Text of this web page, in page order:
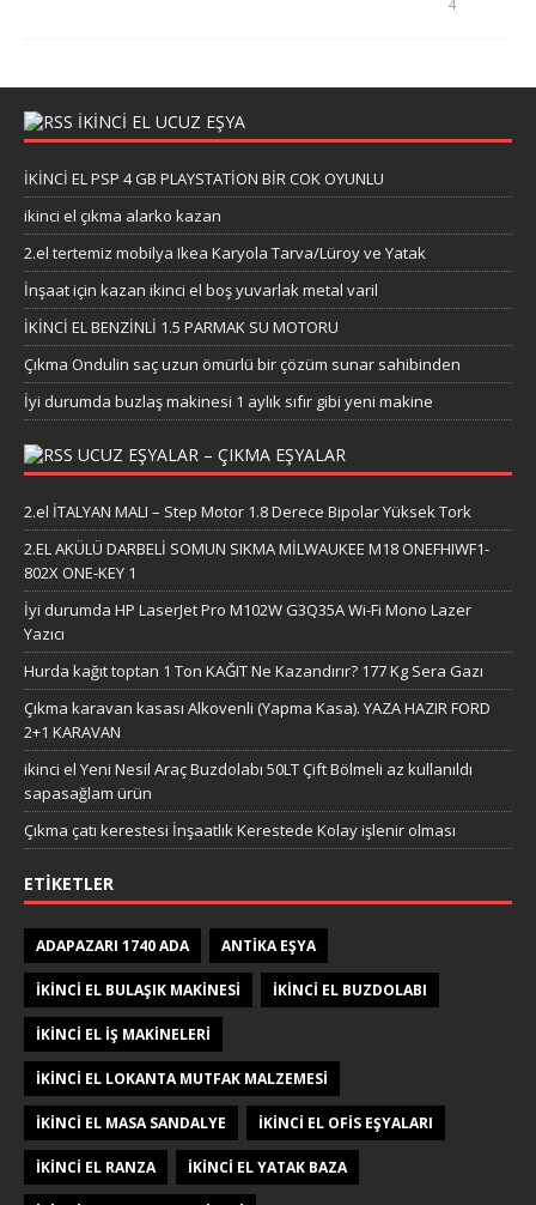
4
İKİNCİ EL UCUZ EŞYA
İKİNCİ EL PSP 4 GB PLAYSTATİON BİR COK OYUNLU
ikinci el çıkma alarko kazan
2.el tertemiz mobilya Ikea Karyola Tarva/Lüroy ve Yatak
İnşaat için kazan ikinci el boş yuvarlak metal varil
İKİNCİ EL BENZİNLİ 1.5 PARMAK SU MOTORU
Çıkma Ondulin saç uzun ömürlü bir çözüm sunar sahibinden
İyi durumda buzlaş makinesi 1 aylık sıfır gibi yeni makine
UCUZ EŞYALAR – ÇIKMA EŞYALAR
2.el İTALYAN MALI – Step Motor 1.8 Derece Bipolar Yüksek Tork
2.EL AKÜLÜ DARBELİ SOMUN SIKMA MİLWAUKEE M18 ONEFHIWF1-
802X ONE-KEY 1
İyi durumda HP LaserJet Pro M102W G3Q35A Wi-Fi Mono Lazer
Yazıcı
Hurda kağıt toptan 1 Ton KAĞIT Ne Kazandırır? 177 Kg Sera Gazı
Çıkma karavan kasası Alkovenli (Yapma Kasa). YAZA HAZIR FORD
2+1 KARAVAN
ikinci el Yeni Nesil Araç Buzdolabı 50LT Çift Bölmeli az kullanıldı
sapasağlam ürün
Çıkma çatı kerestesi İnşaatlık Kerestede​​ Kolay işlenir olması
ETIKETLER
ADAPAZARI 1740 ADA ANTIKA EŞYA
IKINCI EL BULAŞIK MAKINESI IKINCI EL BUZDOLABI
IKINCI EL IŞ MAKINELERI
IKINCI EL LOKANTA MUTFAK MALZEMESI
IKINCI EL MASA SANDALYE IKINCI EL OFIS EŞYALARI
IKINCI EL RANZA IKINCI EL YATAK BAZA